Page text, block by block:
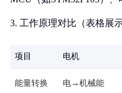
3. 工作原理对比（表格展示
项目 电机
能量转换 电→机械能